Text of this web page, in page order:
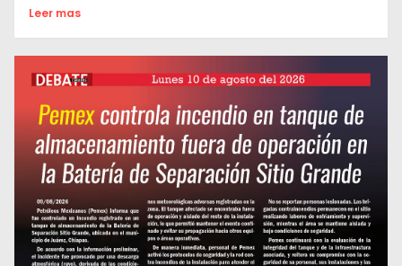
Leer mas